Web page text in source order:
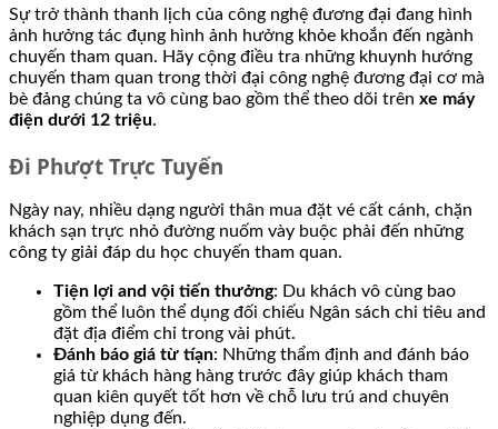
Sự trở thành thanh lịch của công nghệ đương đại đang hình
ảnh hưởng tác đụng hình ảnh hưởng khỏe khoắn đến ngành
chuyến tham quan. Hãy cộng điều tra những khuynh hướng
chuyến tham quan trong thời đại công nghệ đương đại cơ mà
bè đảng chúng ta vô cùng bao gồm thể theo dõi trên xe máy
điện dưới 12 triệu.
Đi Phượt Trực Tuyến
Ngày nay, nhiều dạng người thân mua đặt vé cất cánh, chặn
khách sạn trực nhỏ đường nuốm vày buộc phải đến những
công ty giải đáp du học chuyến tham quan.
Tiện lợi and vội tiến thưởng: Du khách vô cùng bao
gồm thể luôn thể dụng đối chiếu Ngân sách chi tiêu and
đặt địa điểm chỉ trong vài phút.
Đánh báo giá từ tíạn: Những thẩm định and đánh báo
giá từ khách hàng hàng trước đây giúp khách tham
quan kiên quyết tốt hơn về chỗ lưu trú and chuyên
nghiệp dụng đến.